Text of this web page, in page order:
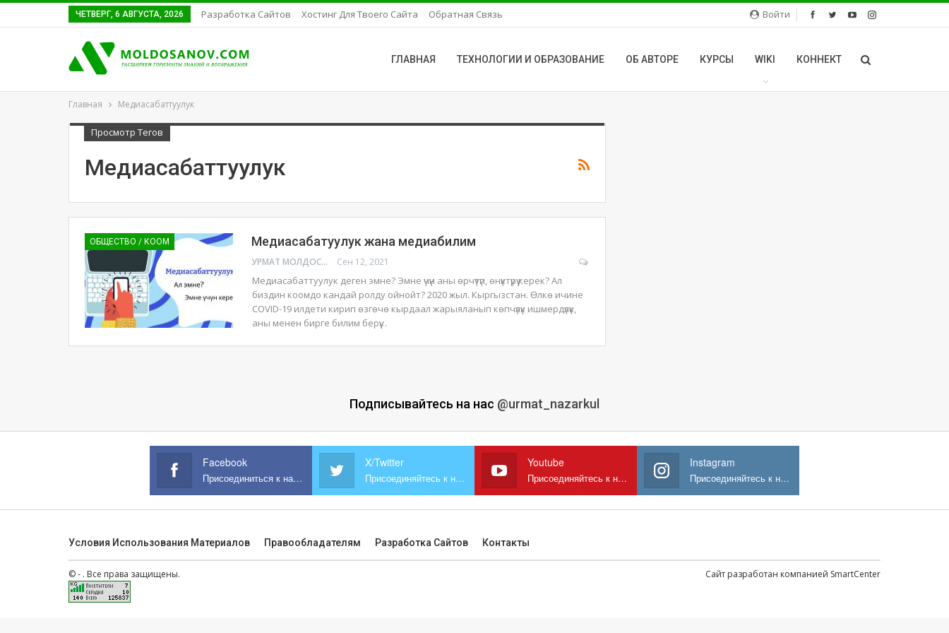
Войти
ЧЕТВЕРГ, 6 АВГУСТА, 2026 Разработка Сайтов Хостинг Для Твоего Сайта Обратная Связь
ГЛАВНАЯ ТЕХНОЛОГИИ И ОБРАЗОВАНИЕ ОБ АВТОРЕ КУРСЫ WIKI КОННЕКТ
Главная Медиасабаттуулук
Просмотр Тегов
Медиасабаттуулук
ОБЩЕСТВО / КООМ Медиасабатуулук жана медиабилим
УРМАТ МОЛДОСАНОВ Сен 12, 2021
Медиасабаттуулук деген эмне? Эмне үчүн аны өрчүтүп, өнүктүрүү керек? Ал
биздин коомдо кандай ролду ойнойт?2020 жыл. Кыргызстан. Өлкө ичине
COVID-19 илдети кирип өзгөчө кырдаал жарыяланып көпчүлүк ишмердүлүк,
аны менен бирге билим берүү…
Подписывайтесь на нас @urmat_nazarkul
Facebook
Присоединиться к нам на Facebook
X/Twitter
Присоединяйтесь к нам в X
Youtube
Присоединяйтесь к нам на YouTube
Instagram
Присоединяйтесь к нам в Instagram
Условия Использования Материалов Правообладателям Разработка Сайтов Контакты
© - . Все права защищены. Сайт разработан компанией SmartCenter